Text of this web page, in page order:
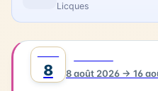
Licques
8 8 août 2026 → 16